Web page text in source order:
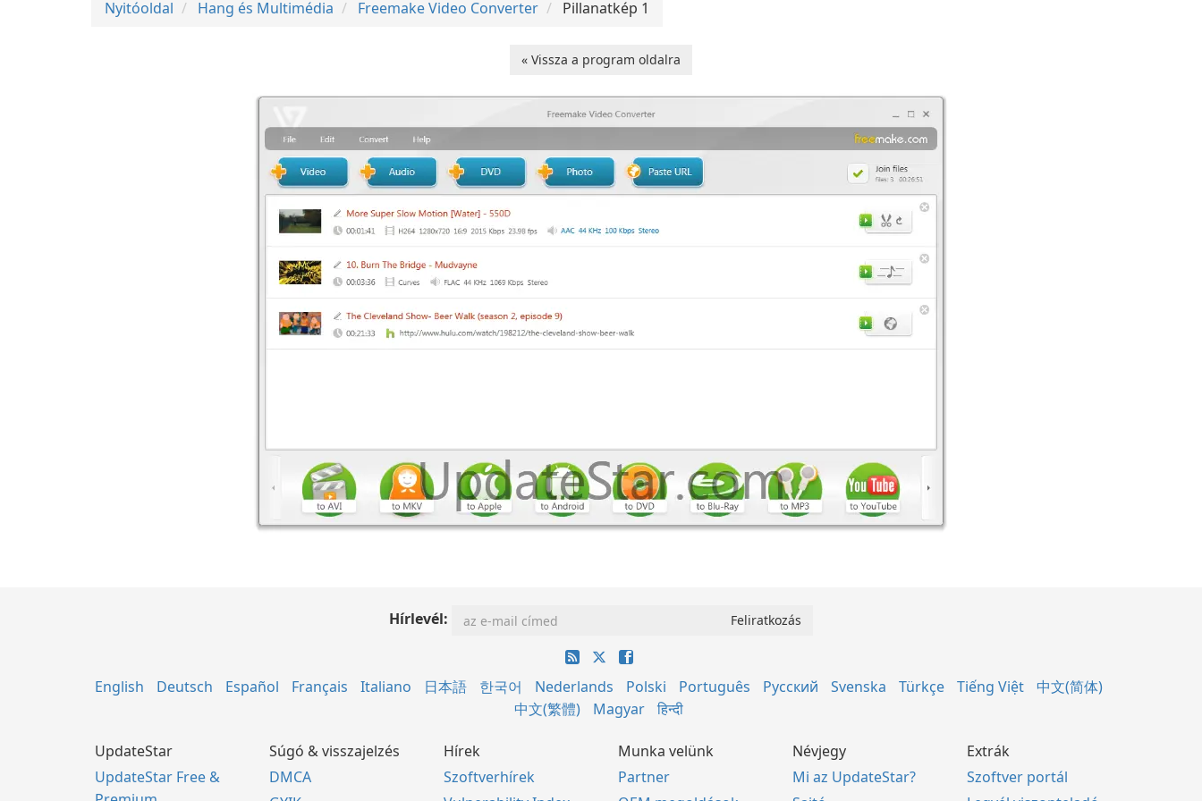
Nyitóoldal Hang és Multimédia Freemake Video Converter Pillanatkép 1
« Vissza a program oldalra
Hírlevél:
English Deutsch Español Français Italiano 日本語 한국어 Nederlands Polski Português Русский Svenska Türkçe Tiếng Việt
中文(简体)
中文(繁體)
Magyar हिन्दी
UpdateStar
UpdateStar Free &
Súgó & visszajelzés
DMCA
Hírek
Szoftverhírek
Munka velünk
Partner
Névjegy
Mi az UpdateStar?
Extrák
Szoftver portál